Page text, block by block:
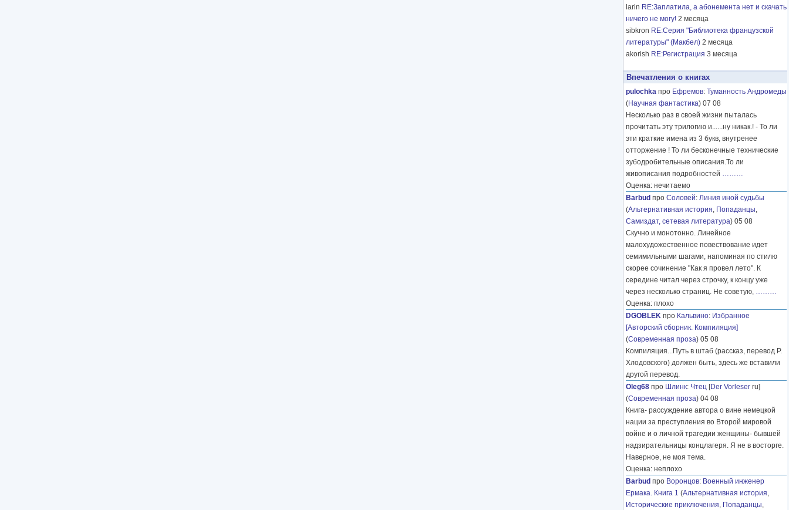
larin RE:Заплатила, а абонемента нет и скачать
ничего не могу! 2 месяца
sibkron RE:Серия "Библиотека французской
литературы" (Макбел) 2 месяца
akorish RE:Регистрация 3 месяца
Впечатления о книгах
pulochka про Ефремов: Туманность Андромеды
(Научная фантастика) 07 08
Несколько раз в своей жизни пыталась
прочитать эту трилогию и......ну никак.! - То ли
эти краткие имена из 3 букв, внутренее
отторжение ! То ли бесконечные технические
зубодробительные описания.То ли
живописания подробностей ………
Оценка: нечитаемо
Barbud про Соловей: Линия иной судьбы
(Альтернативная история, Попаданцы,
Самиздат, сетевая литература) 05 08
Скучно и монотонно. Линейное
малохудожественное повествование идет
семимильными шагами, напоминая по стилю
скорее сочинение "Как я провел лето". К
середине читал через строчку, к концу уже
через несколько страниц. Не советую, ………
Оценка: плохо
DGOBLEK про Кальвино: Избранное
[Авторский сборник. Компиляция]
(Современная проза) 05 08
Компиляция...Путь в штаб (рассказ, перевод Р.
Хлодовского) должен быть, здесь же вставили
другой перевод.
Oleg68 про Шлинк: Чтец [Der Vorleser ru]
(Современная проза) 04 08
Книга- рассуждение автора о вине немецкой
нации за преступления во Второй мировой
войне и о личной трагедии женщины- бывшей
надзирательницы концлагеря. Я не в восторге.
Наверное, не моя тема.
Оценка: неплохо
Barbud про Воронцов: Военный инженер
Ермака. Книга 1 (Альтернативная история,
Исторические приключения, Попаданцы,